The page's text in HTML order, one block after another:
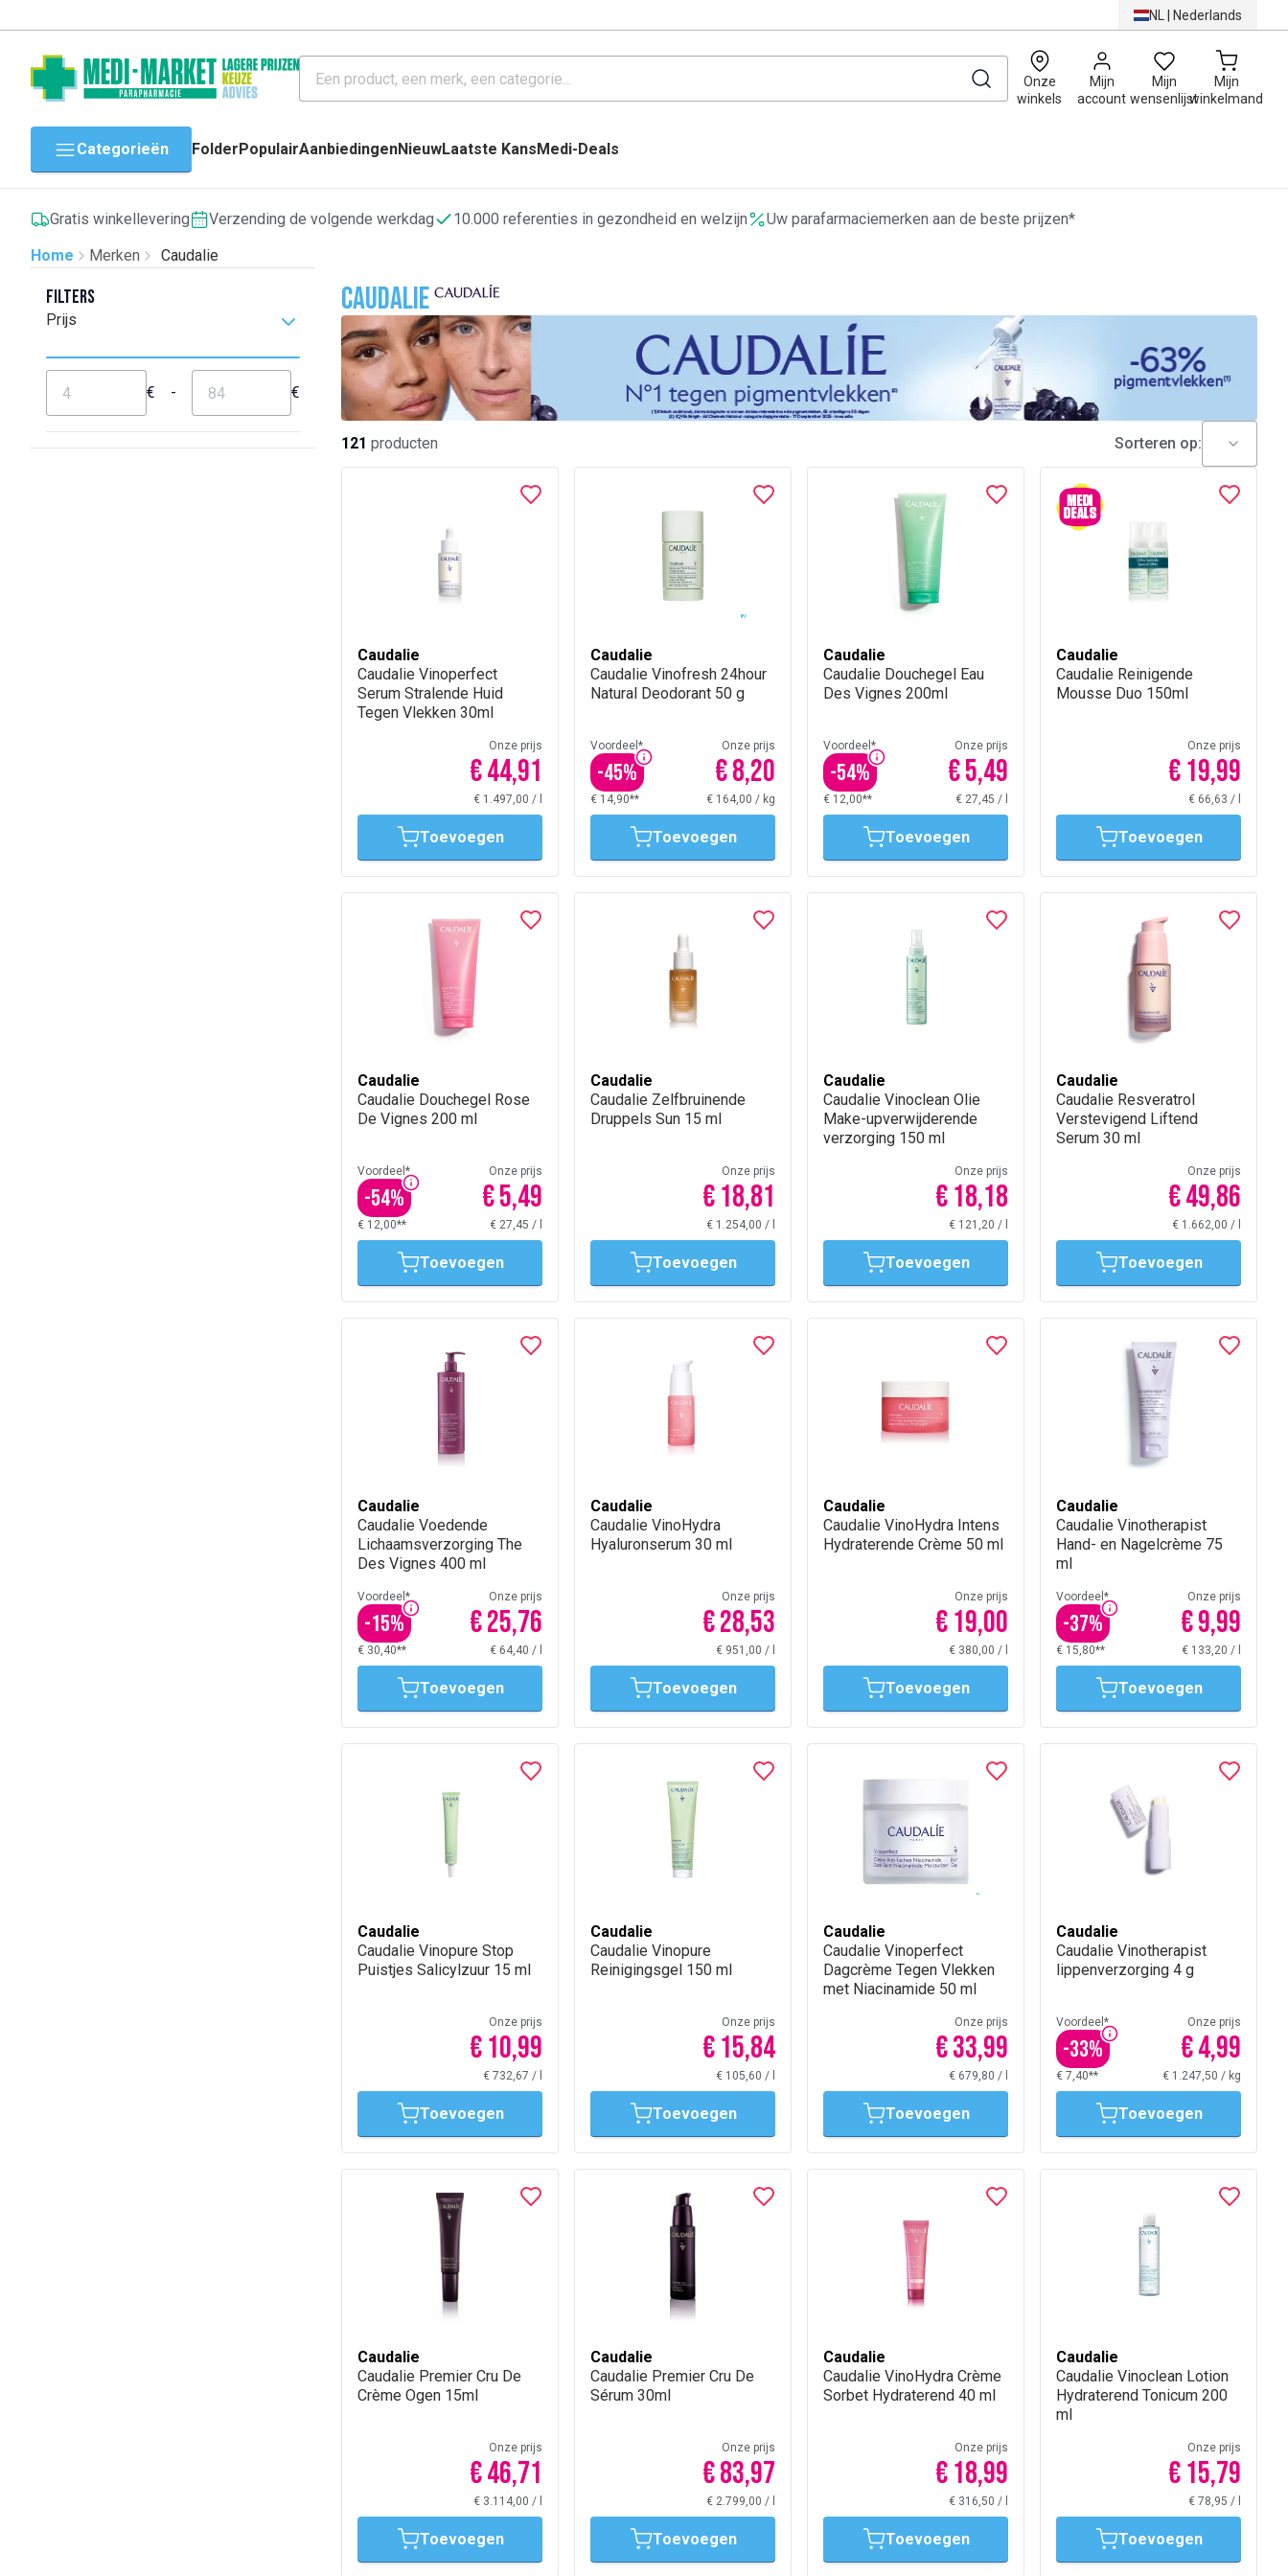
NL | Nederlands
Onze
winkels
Mijn
account
Mijn
wensenlijst
Mijn
winkelmand
0
Categorieën FolderPopulairAanbiedingenNieuwLaatste KansMedi-Deals
Gratis winkellevering Verzending de volgende werkdag 10.000 referenties in gezondheid en welzijn
Uw parafarmaciemerken aan de beste prijzen*
Home
Merken Caudalie
Filters
Prijs
€ - €
Caudalie
121 producten Sorteren op:
Caudalie
Caudalie Vinoperfect
Serum Stralende Huid
Tegen Vlekken 30ml
Onze prijs
€ 44,91
€ 1.497,00 /
Toevoegen
Caudalie
Caudalie Vinofresh 24hour
Natural Deodorant 50 g
Voordeel*
-45%
Onze prijs
€ 8,20
€ 14,90** € 164,00 / kg
Toevoegen
Caudalie
Caudalie Douchegel Eau
Des Vignes 200ml
Voordeel*
-54%
Onze prijs
€ 5,49
€ 12,00** € 27,45 /
Toevoegen
Caudalie
Caudalie Reinigende
Mousse Duo 150ml
Onze prijs
€ 19,99
€ 66,63 /
Toevoegen
Caudalie
Caudalie Douchegel Rose
De Vignes 200 ml
Voordeel*
-54%
Onze prijs
€ 5,49
€ 12,00** € 27,45 /
Toevoegen
Caudalie
Caudalie Zelfbruinende
Druppels Sun 15 ml
Onze prijs
€ 18,81
€ 1.254,00 /
Toevoegen
Caudalie
Caudalie Vinoclean Olie
Make-upverwijderende
verzorging 150 ml
Onze prijs
€ 18,18
€ 121,20 /
Toevoegen
Caudalie
Caudalie Resveratrol
Verstevigend Liftend
Serum 30 ml
Onze prijs
€ 49,86
€ 1.662,00 /
Toevoegen
Caudalie
Caudalie Voedende
Lichaamsverzorging The
Des Vignes 400 ml
Voordeel*
-15%
Onze prijs
€ 25,76
€ 30,40** € 64,40 /
Toevoegen
Caudalie
Caudalie VinoHydra
Hyaluronserum 30 ml
Onze prijs
€ 28,53
€ 951,00 /
Toevoegen
Caudalie
Caudalie VinoHydra Intens
Hydraterende Crème 50 ml
Onze prijs
€ 19,00
€ 380,00 /
Toevoegen
Caudalie
Caudalie Vinotherapist
Hand- en Nagelcrème 75
ml
Voordeel*
-37%
Onze prijs
€ 9,99
€ 15,80** € 133,20 /
Toevoegen
Caudalie
Caudalie Vinopure Stop
Puistjes Salicylzuur 15 ml
Onze prijs
€ 10,99
€ 732,67 /
Toevoegen
Caudalie
Caudalie Vinopure
Reinigingsgel 150 ml
Onze prijs
€ 15,84
€ 105,60 /
Toevoegen
Caudalie
Caudalie Vinoperfect
Dagcrème Tegen Vlekken
met Niacinamide 50 ml
Onze prijs
€ 33,99
€ 679,80 /
Toevoegen
Caudalie
Caudalie Vinotherapist
lippenverzorging 4 g
Voordeel*
-33%
Onze prijs
€ 4,99
€ 7,40** € 1.247,50 / kg
Toevoegen
Caudalie
Caudalie Premier Cru De
Crème Ogen 15ml
Onze prijs
€ 46,71
€ 3.114,00 /
Toevoegen
Caudalie
Caudalie Premier Cru De
Sérum 30ml
Onze prijs
€ 83,97
€ 2.799,00 /
Toevoegen
Caudalie
Caudalie VinoHydra Crème
Sorbet Hydraterend 40 ml
Onze prijs
€ 18,99
€ 316,50 /
Toevoegen
Caudalie
Caudalie Vinoclean Lotion
Hydraterend Tonicum 200
ml
Onze prijs
€ 15,79
€ 78,95 /
Toevoegen